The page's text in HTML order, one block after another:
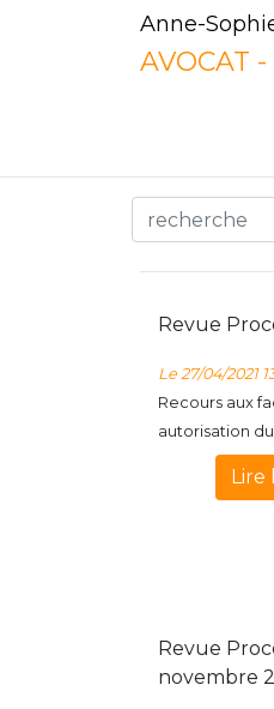
Anne-
AVOCAT -
Revue
Le 27/04/2021
Recours aux
autorisation
Lire
Revue
novembre